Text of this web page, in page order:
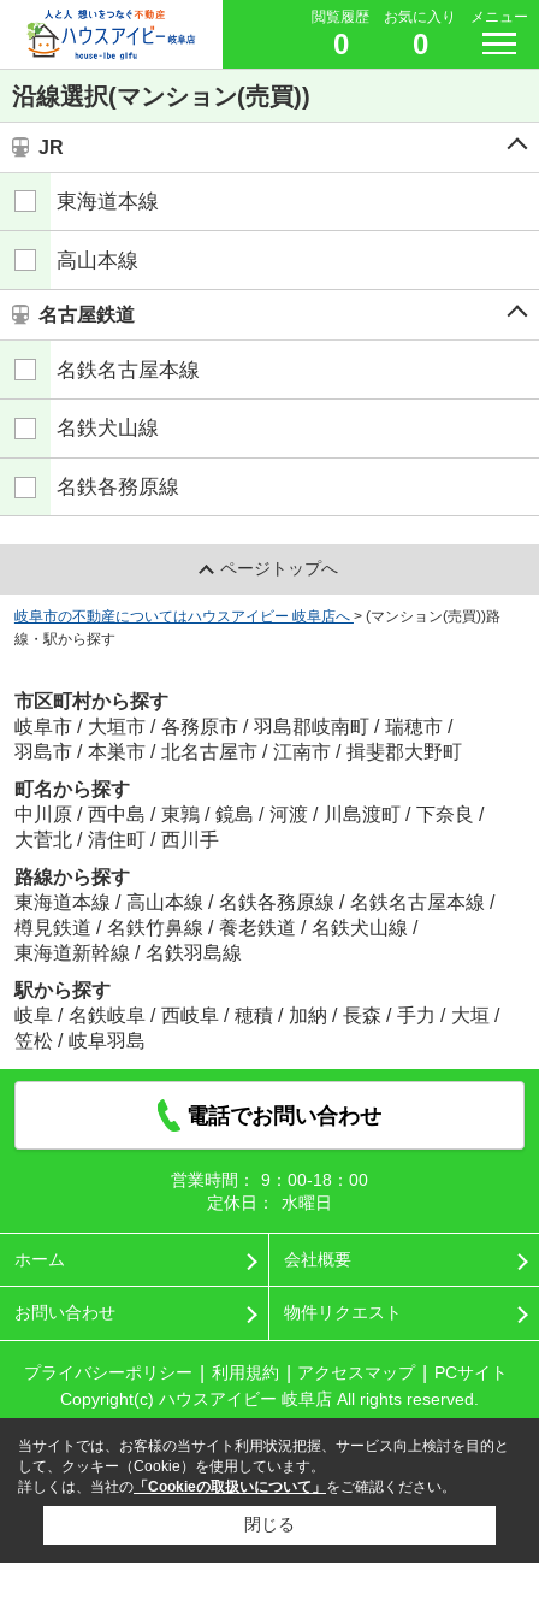
閲覧履歴
0
お気に入り
0
メニュー
沿線選択(マンション(売買))
JR
東海道本線
高山本線
名古屋鉄道
名鉄名古屋本線
名鉄犬山線
名鉄各務原線
ページトップへ
岐阜市の不動産についてはハウスアイビー 岐阜店へ > (マンション(売買))路
線・駅から探す
市区町村から探す
岐阜市 / 大垣市 / 各務原市 / 羽島郡岐南町 / 瑞穂市 /
羽島市 / 本巣市 / 北名古屋市 / 江南市 / 揖斐郡大野町
町名から探す
中川原 / 西中島 / 東鶉 / 鏡島 / 河渡 / 川島渡町 / 下奈良 /
大菅北 / 清住町 / 西川手
路線から探す
東海道本線 / 高山本線 / 名鉄各務原線 / 名鉄名古屋本線 /
樽見鉄道 / 名鉄竹鼻線 / 養老鉄道 / 名鉄犬山線 /
東海道新幹線 / 名鉄羽島線
駅から探す
岐阜 / 名鉄岐阜 / 西岐阜 / 穂積 / 加納 / 長森 / 手力 / 大垣 /
笠松 / 岐阜羽島
電話でお問い合わせ
営業時間：
9：00‐18：00
定休日：
水曜日
ホーム 会社概要
お問い合わせ 物件リクエスト
プライバシーポリシー 利用規約 アクセスマップ
PCサイト
Copyright(c) ハウスアイビー 岐阜店 All rights reserved.
当サイトでは、お客様の当サイト利用状況把握、サービス向上検討を目的と
して、クッキー（Cookie）を使用しています。
詳しくは、当社の 「Cookieの取扱いについて」 をご確認ください。
閉じる